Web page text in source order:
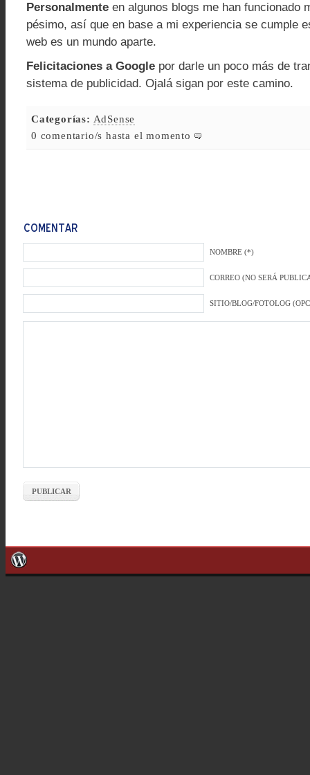
Personalmente en algunos blogs me han funcionado
pésimo, así que en base a mi experiencia se cumple
web es un mundo aparte.
Felicitaciones a Google por darle un poco más de
sistema de publicidad. Ojalá sigan por este camino.
Categorías: AdSense
0 comentario/s hasta el momento
NOMBRE (*)
CORREO (NO SERÁ
SITIO/BLOG/FOTOLOG